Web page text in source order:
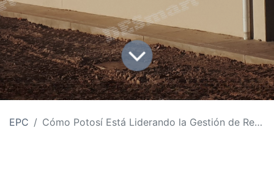
EPC Cómo Potosí Está Liderando la Gestión de Residuos con Plantas de Clasificación